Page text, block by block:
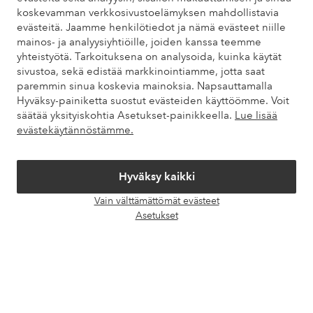
koskevamman verkkosivustoelämyksen mahdollistavia
evästeitä. Jaamme henkilötiedot ja nämä evästeet niille
mainos- ja analyysiyhtiöille, joiden kanssa teemme
yhteistyötä. Tarkoituksena on analysoida, kuinka käytät
sivustoa, sekä edistää markkinointiamme, jotta saat
paremmin sinua koskevia mainoksia. Napsauttamalla
Hyväksy-painiketta suostut evästeiden käyttöömme. Voit
säätää yksityiskohtia Asetukset-painikkeella. Lue lisää
evästekäytännöstämme.
Hyväksy kaikki
Vain välttämättömät evästeet
Asetukset
Omat sivut
Tietoa Elloksesta
Palvelumme